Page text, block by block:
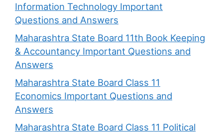
Information Technology Important
Questions and Answers
Maharashtra State Board 11th Book Keeping
& Accountancy Important Questions and
Answers
Maharashtra State Board Class 11
Economics Important Questions and
Answers
Maharashtra State Board Class 11 Political